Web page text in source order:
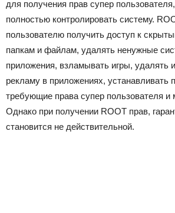
для получения прав супер
полностью контролировать систему.
пользователю получить доступ к
папкам и файлам, удалять ненужные
приложения, взламывать игры, удалять
рекламу в приложениях, устанавливать
требующие права супер пользователя и
Однако при получении ROOT прав,
становится не действительной.